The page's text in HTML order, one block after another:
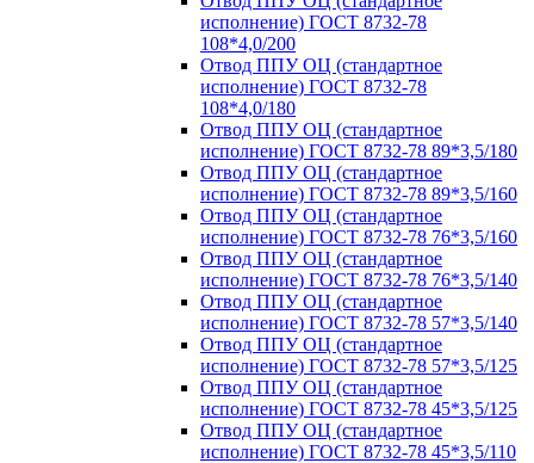
исполнение) ГОСТ 8732-78
108*4,0/200
Отвод ППУ ОЦ (стандартное
исполнение) ГОСТ 8732-78
108*4,0/180
Отвод ППУ ОЦ (стандартное
исполнение) ГОСТ 8732-78 89*3,5/180
Отвод ППУ ОЦ (стандартное
исполнение) ГОСТ 8732-78 89*3,5/160
Отвод ППУ ОЦ (стандартное
исполнение) ГОСТ 8732-78 76*3,5/160
Отвод ППУ ОЦ (стандартное
исполнение) ГОСТ 8732-78 76*3,5/140
Отвод ППУ ОЦ (стандартное
исполнение) ГОСТ 8732-78 57*3,5/140
Отвод ППУ ОЦ (стандартное
исполнение) ГОСТ 8732-78 57*3,5/125
Отвод ППУ ОЦ (стандартное
исполнение) ГОСТ 8732-78 45*3,5/125
Отвод ППУ ОЦ (стандартное
исполнение) ГОСТ 8732-78 45*3,5/110